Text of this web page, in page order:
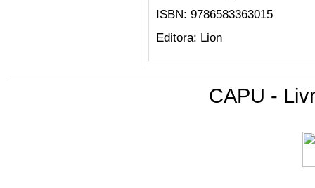
ISBN: 9786583363015
Editora: Lion
CAPU -